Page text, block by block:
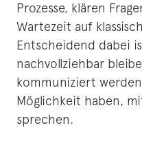
Prozesse, klären
Wartezeit auf
Entscheidend dabei
nachvollziehbar
kommuniziert
Möglichkeit haben,
sprechen.